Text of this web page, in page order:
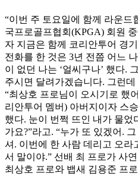
“이번 주 토요일에 함께 라운드
국프로골프협회(KPGA) 회원
자 지금은 함께 코리안투어 경
전화를 한 것은 3년 전쯤 어느
이 없던 나는 ‘얼씨구나’ 했다.
주시면 달려가겠습니다. 그런
“최상호 프로님이 오시기로 했
리안투어 멤버) 아버지이자 스
했다. 눈이 번쩍 뜨인 내가 물었
가요?”라고. “누가 또 있겠어.
셔. 이번에 한 사람 데리고 오라
서 말이야.” 선배 최 프로가 사
최상호 프로와 뱁새 김용준 프